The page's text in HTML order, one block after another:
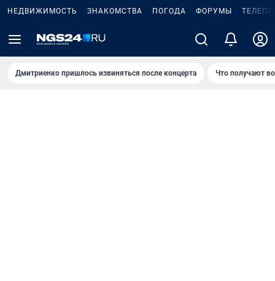
НЕДВИЖИМОСТЬ ЗНАКОМСТВА ПОГОДА ФОРУМЫ
Дмитриенко пришлось извиняться после концертa Что получают